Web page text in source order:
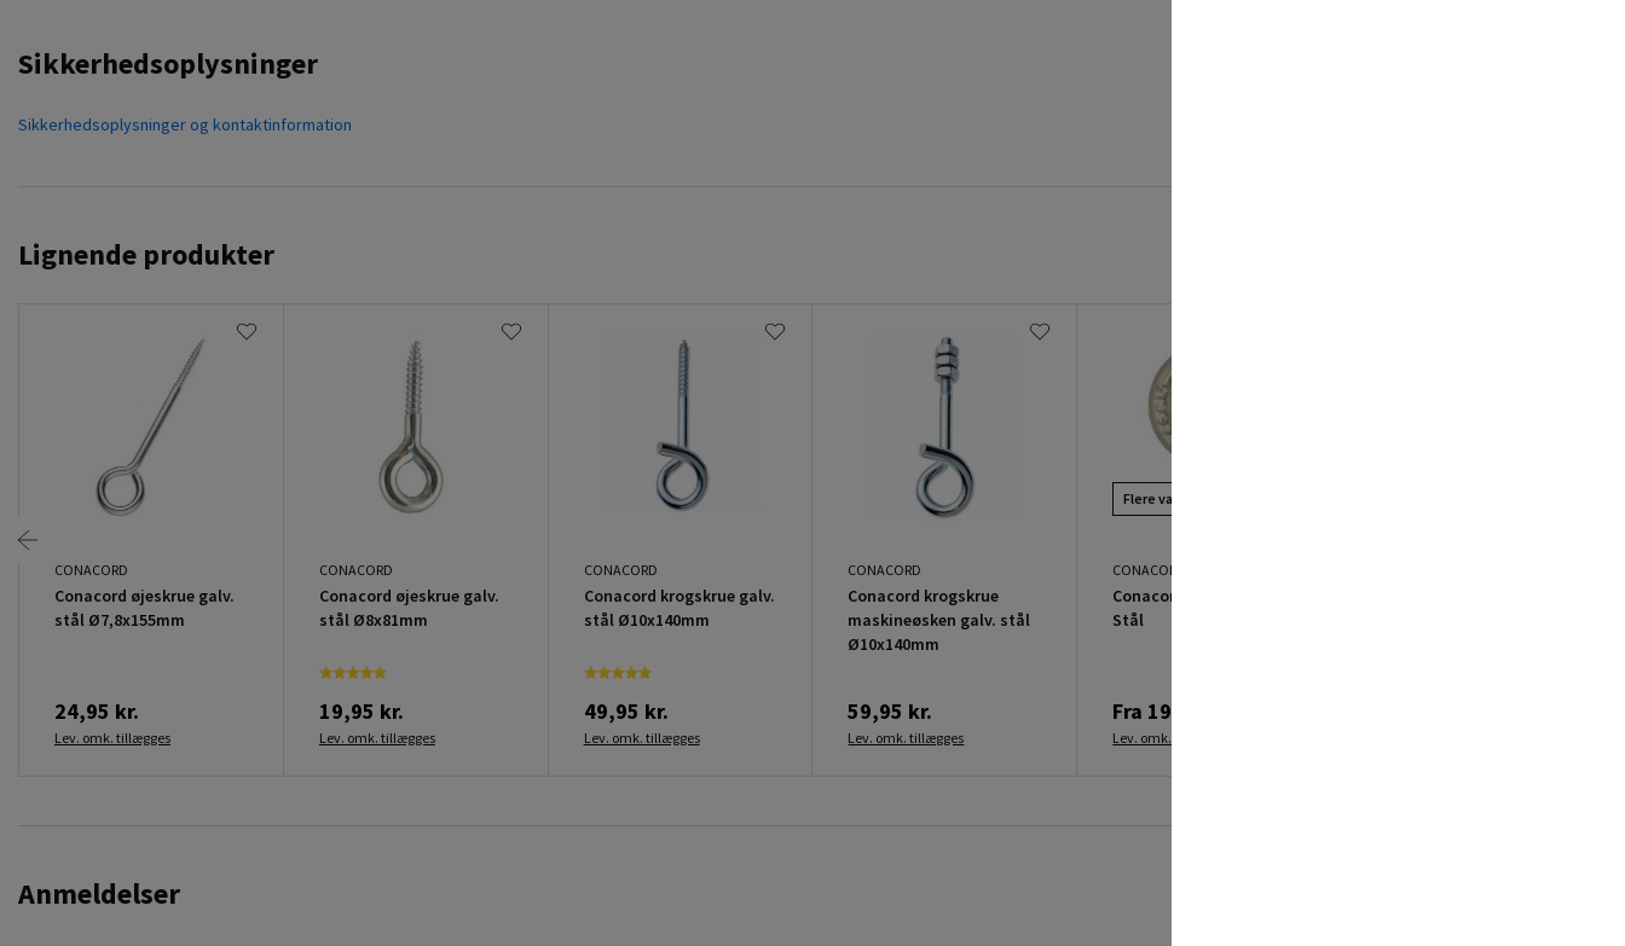
Sikkerhedsoplysninger
Sikkerhedsoplysninger og kontaktinformation
Lignende produkter
CONACORD
Conacord øjeskrue galv.
stål Ø7,8x155mm
24,95 kr.
Lev. omk. tillægges
CONACORD
Conacord øjeskrue galv.
stål Ø8x81mm
19,95 kr.
Lev. omk. tillægges
CONACORD
Conacord krogskrue galv.
stål Ø10x140mm
49,95 kr.
Lev. omk. tillægges
CONACORD
Conacord krogskrue
maskineøsken galv. stål
Ø10x140mm
59,95 kr.
Lev. omk. tillægges
Flere valgmuligheder
CONACORD
Conacord Ringskrue Galv.
Stål
Fra 19,95 kr.
Lev. omk. tillægges
Anmeldelser